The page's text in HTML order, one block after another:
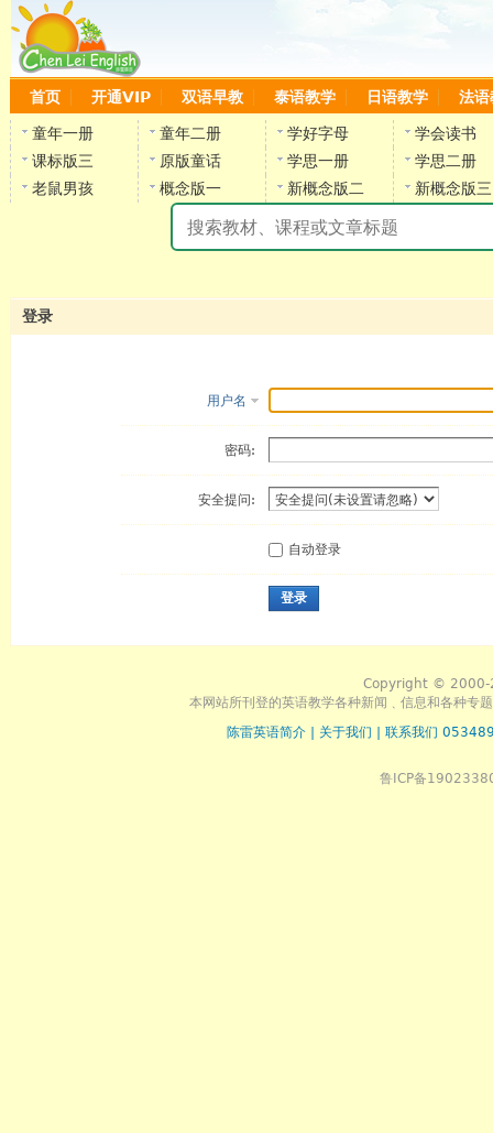
首页 开通VIP 双语早教 泰语教学 日语教学 法语
童年一册 童年二册 学好字母
学会读书
课标版三
原版童话 学思一册
学思二册
老鼠男孩
概念版一 新概念版二 新概念版三
登录
用户名
密码:
安全提问:
自动登录
登录
Copyright © 2000-
本网站所刊登的英语教学各种新闻﹑信息和各种专
陈雷英语简介
关于我们 联系我们
鲁ICP备